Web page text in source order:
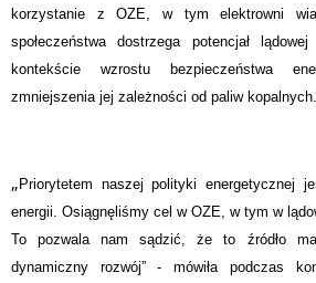
korzystanie z OZE, w tym elektrowni
społeczeństwa dostrzega potencjał
kontekście wzrostu bezpieczeństwa
zmniejszenia jej zależności od paliw kopalnych.
„ Priorytetem naszej polityki energetycznej
energii. Osiągnęliśmy cel w OZE, w tym w
To pozwala nam sądzić, że to źródło
dynamiczny rozwój” - mówiła podczas